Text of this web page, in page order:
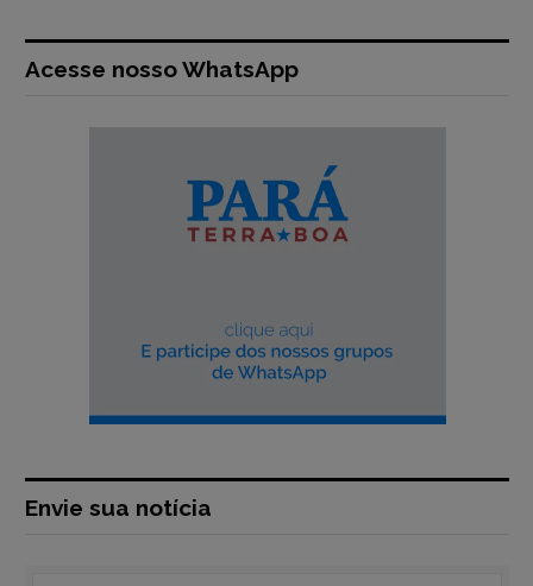
Acesse nosso WhatsApp
Envie sua notícia